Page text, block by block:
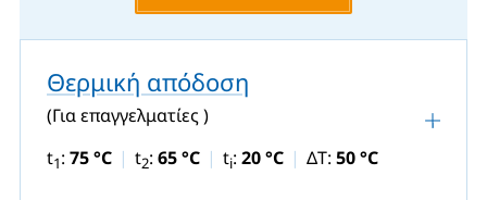
Θερμική απόδοση
(Για επαγγελματίες )
t1: 75 °C t2: 65 °C ti: 20 °C ΔT: 50 °C